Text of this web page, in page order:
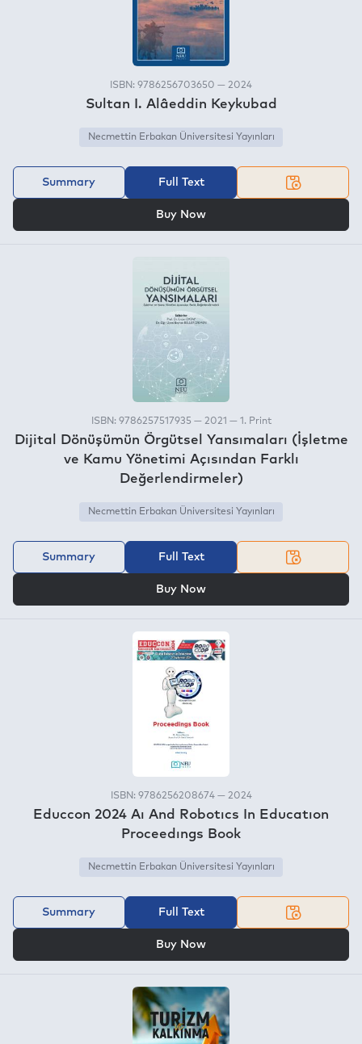
ISBN: 9786256703650 — 2024
Sultan I. Alâeddin Keykubad
Necmettin Erbakan Üniversitesi Yayınları
Summary Full Text
Buy Now
ISBN: 9786257517935 — 2021 — 1. Print
Dijital Dönüşümün Örgütsel Yansımaları (İşletme
ve Kamu Yönetimi Açısından Farklı
Değerlendirmeler)
Necmettin Erbakan Üniversitesi Yayınları
Summary Full Text
Buy Now
ISBN: 9786256208674 — 2024
Educcon 2024 Aı And Robotıcs In Educatıon
Proceedıngs Book
Necmettin Erbakan Üniversitesi Yayınları
Summary Full Text
Buy Now